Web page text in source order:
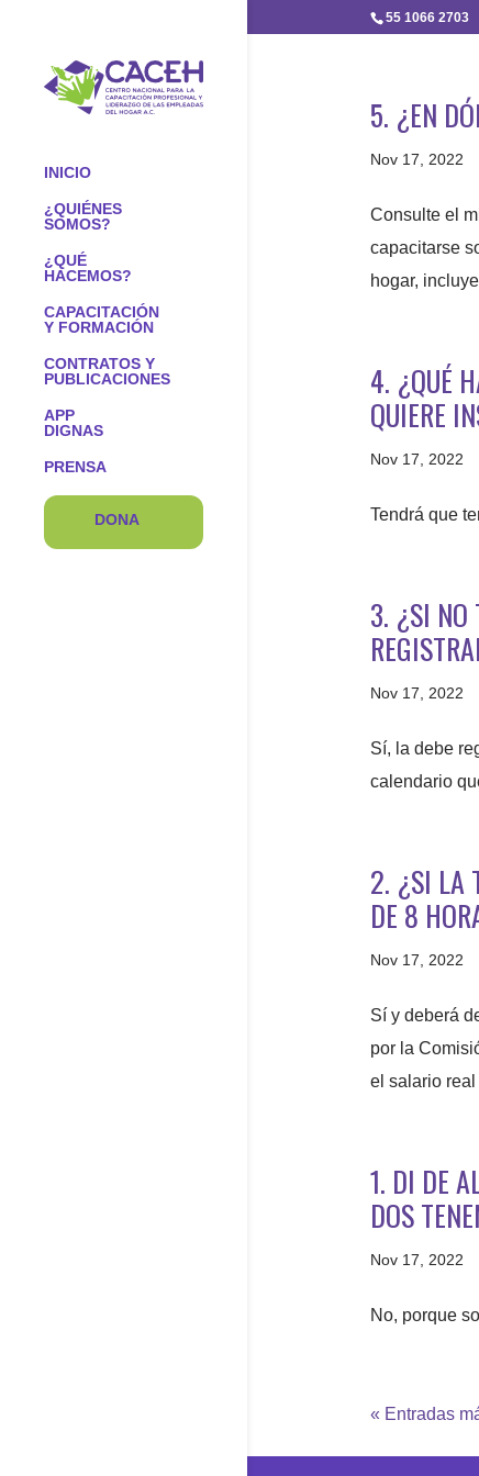
55 1066 2703
INICIO
¿QUIÉNES
SOMOS?
¿QUÉ
HACEMOS?
CAPACITACIÓN
Y FORMACIÓN
CONTRATOS Y
PUBLICACIONES
APP
DIGNAS
PRENSA
DONA
5. ¿EN
Nov 17, 2022
Consulte el
capacitarse
hogar,
4. ¿QUÉ
QUIERE
Nov 17, 2022
Tendrá que
3. ¿SI NO
Nov 17, 2022
Sí, la debe
calendario
2. ¿SI LA
DE 8
Nov 17, 2022
Sí y deberá
por la
el salario real
1. DI DE
DOS
Nov 17, 2022
No, porque
« Entradas